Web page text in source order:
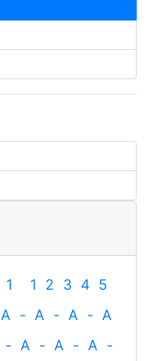
1 1 2 3 4 5
A - A - A - A
- A - A - A -